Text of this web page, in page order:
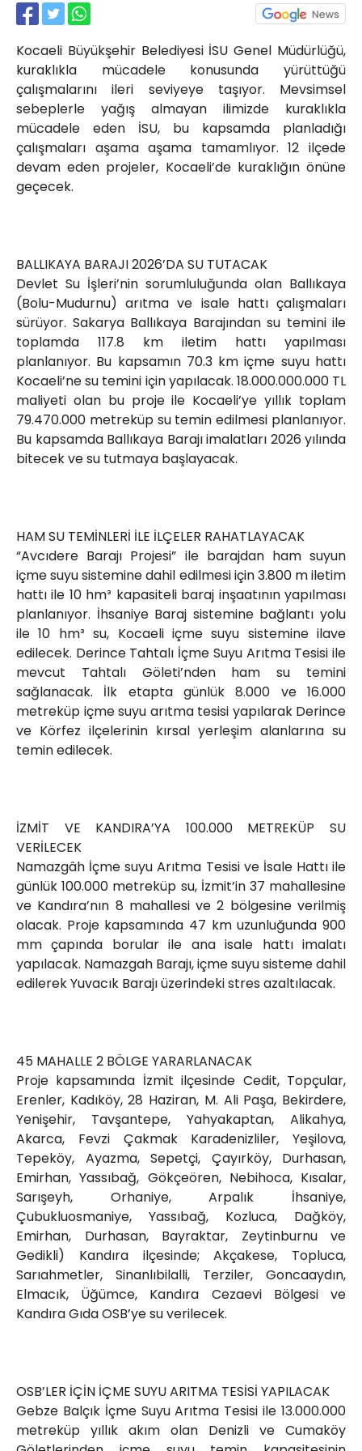
Kocaeli Büyükşehir Belediyesi İSU Genel Müdürlüğü,
kuraklıkla mücadele konusunda yürüttüğü
çalışmalarını ileri seviyeye taşıyor. Mevsimsel
sebeplerle yağış almayan ilimizde kuraklıkla
mücadele eden İSU, bu kapsamda planladığı
çalışmaları aşama aşama tamamlıyor. 12 ilçede
devam eden projeler, Kocaeli’de kuraklığın önüne
geçecek.
BALLIKAYA BARAJI 2026’DA SU TUTACAK
Devlet Su İşleri’nin sorumluluğunda olan Ballıkaya
(Bolu-Mudurnu) arıtma ve isale hattı çalışmaları
sürüyor. Sakarya Ballıkaya Barajından su temini ile
toplamda 117.8 km iletim hattı yapılması
planlanıyor. Bu kapsamın 70.3 km içme suyu hattı
Kocaeli’ne su temini için yapılacak. 18.000.000.000 TL
maliyeti olan bu proje ile Kocaeli’ye yıllık toplam
79.470.000 metreküp su temin edilmesi planlanıyor.
Bu kapsamda Ballıkaya Barajı imalatları 2026 yılında
bitecek ve su tutmaya başlayacak.
HAM SU TEMİNLERİ İLE İLÇELER RAHATLAYACAK
“Avcıdere Barajı Projesi” ile barajdan ham suyun
içme suyu sistemine dahil edilmesi için 3.800 m iletim
hattı ile 10 hm³ kapasiteli baraj inşaatının yapılması
planlanıyor. İhsaniye Baraj sistemine bağlantı yolu
ile 10 hm³ su, Kocaeli içme suyu sistemine ilave
edilecek. Derince Tahtalı İçme Suyu Arıtma Tesisi ile
mevcut Tahtalı Göleti’nden ham su temini
sağlanacak. İlk etapta günlük 8.000 ve 16.000
metreküp içme suyu arıtma tesisi yapılarak Derince
ve Körfez ilçelerinin kırsal yerleşim alanlarına su
temin edilecek.
İZMİT VE KANDIRA’YA 100.000 METREKÜP SU
VERİLECEK
Namazgâh İçme suyu Arıtma Tesisi ve İsale Hattı ile
günlük 100.000 metreküp su, İzmit’in 37 mahallesine
ve Kandıra’nın 8 mahallesi ve 2 bölgesine verilmiş
olacak. Proje kapsamında 47 km uzunluğunda 900
mm çapında borular ile ana isale hattı imalatı
yapılacak. Namazgah Barajı, içme suyu sisteme dahil
edilerek Yuvacık Barajı üzerindeki stres azaltılacak.
45 MAHALLE 2 BÖLGE YARARLANACAK
Proje kapsamında İzmit ilçesinde Cedit, Topçular,
Erenler, Kadıköy, 28 Haziran, M. Ali Paşa, Bekirdere,
Yenişehir, Tavşantepe, Yahyakaptan, Alikahya,
Akarca, Fevzi Çakmak Karadenizliler, Yeşilova,
Tepeköy, Ayazma, Sepetçi, Çayırköy, Durhasan,
Emirhan, Yassıbağ, Gökçeören, Nebihoca, Kısalar,
Sarışeyh, Orhaniye, Arpalık İhsaniye,
Çubukluosmaniye, Yassıbağ, Kozluca, Dağköy,
Emirhan, Durhasan, Bayraktar, Zeytinburnu ve
Gedikli) Kandıra ilçesinde; Akçakese, Topluca,
Sarıahmetler, Sinanlıbilalli, Terziler, Goncaaydın,
Elmacık, Üğümce, Kandıra Cezaevi Bölgesi ve
Kandıra Gıda OSB’ye su verilecek.
OSB’LER İÇİN İÇME SUYU ARITMA TESİSİ YAPILACAK
Gebze Balçık İçme Suyu Arıtma Tesisi ile 13.000.000
metreküp yıllık akım olan Denizli ve Cumaköy
Akkavaklar Caddesi No:17/4 İzmit-
KOCAELİ
kocaelisokak@gmail.com